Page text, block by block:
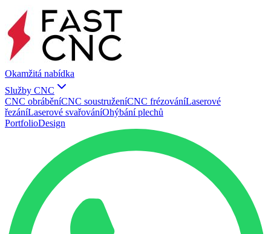
Okamžitá nabídka
Služby CNC
CNC obráběníCNC soustruženíCNC frézováníLaserové
řezáníLaserové svařováníOhýbání plechů
PortfolioDesign